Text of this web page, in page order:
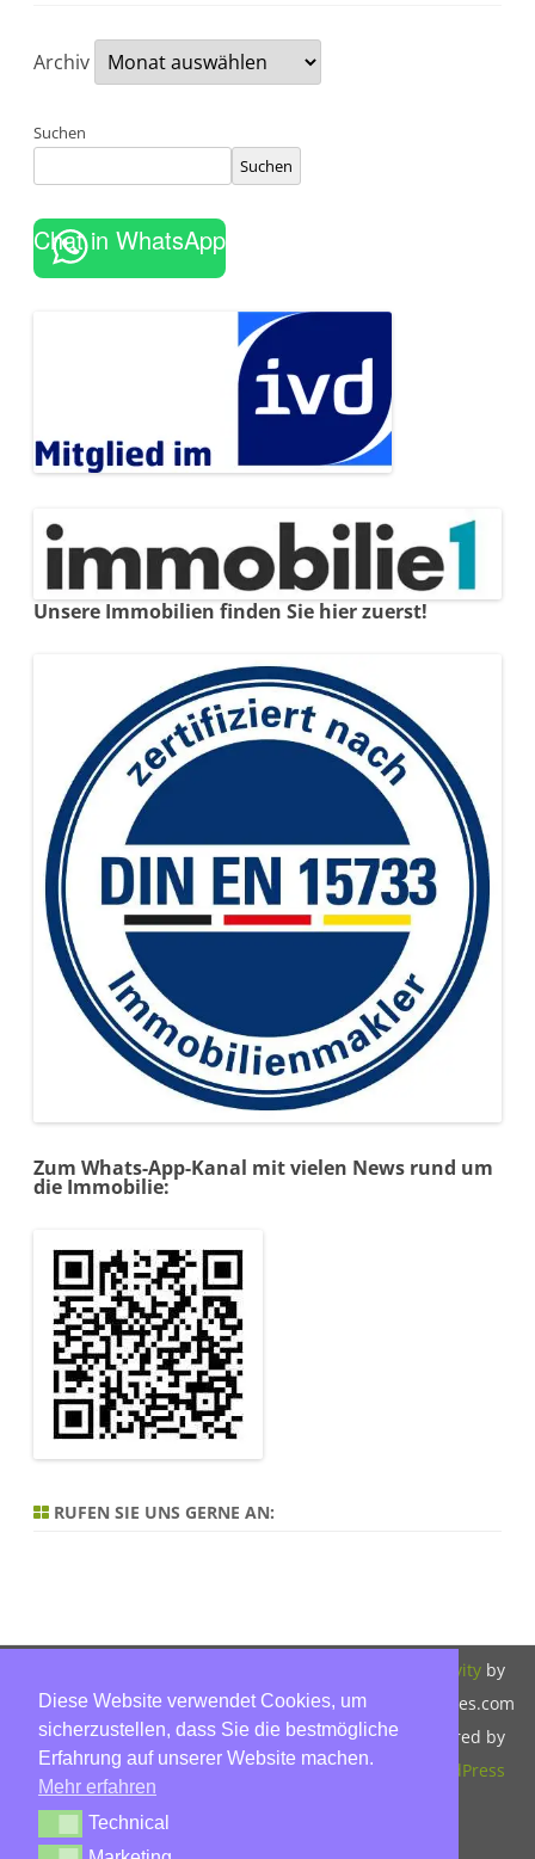
Archiv
Suchen
Suchen
Chat in WhatsApp
Unsere Immobilien finden Sie hier zuerst!
Zum Whats-App-Kanal mit vielen News rund um
die Immobilie:
RUFEN SIE UNS GERNE AN:
Hinnerk Warter,
Warter-
Immobilien,
Lübeck, Tel: 0451-
unsere
Datenschutzerklärung.
ZeroGravityby
GalussoThemes.com
Powered by
WordPress
Diese Website verwendet Cookies, um
sicherzustellen, dass Sie die bestmögliche
Erfahrung auf unserer Website machen.
Mehr erfahren
TechnicalTechnical